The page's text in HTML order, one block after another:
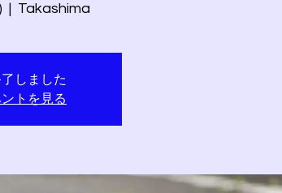
  |
Takashima
しました
トを見る